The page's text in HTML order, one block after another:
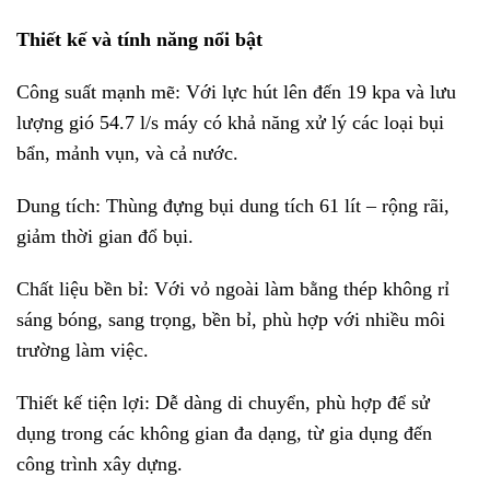
Thiết kế và tính năng nổi bật
Công suất mạnh mẽ: Với lực hút lên đến 19 kpa và lưu
lượng gió 54.7 l/s máy có khả năng xử lý các loại bụi
bẩn, mảnh vụn, và cả nước.
Dung tích: Thùng đựng bụi dung tích 61 lít – rộng rãi,
giảm thời gian đổ bụi.
Chất liệu bền bỉ: Với vỏ ngoài làm bằng thép không rỉ
sáng bóng, sang trọng, bền bỉ, phù hợp với nhiều môi
trường làm việc.
Thiết kế tiện lợi: Dễ dàng di chuyển, phù hợp để sử
dụng trong các không gian đa dạng, từ gia dụng đến
công trình xây dựng.